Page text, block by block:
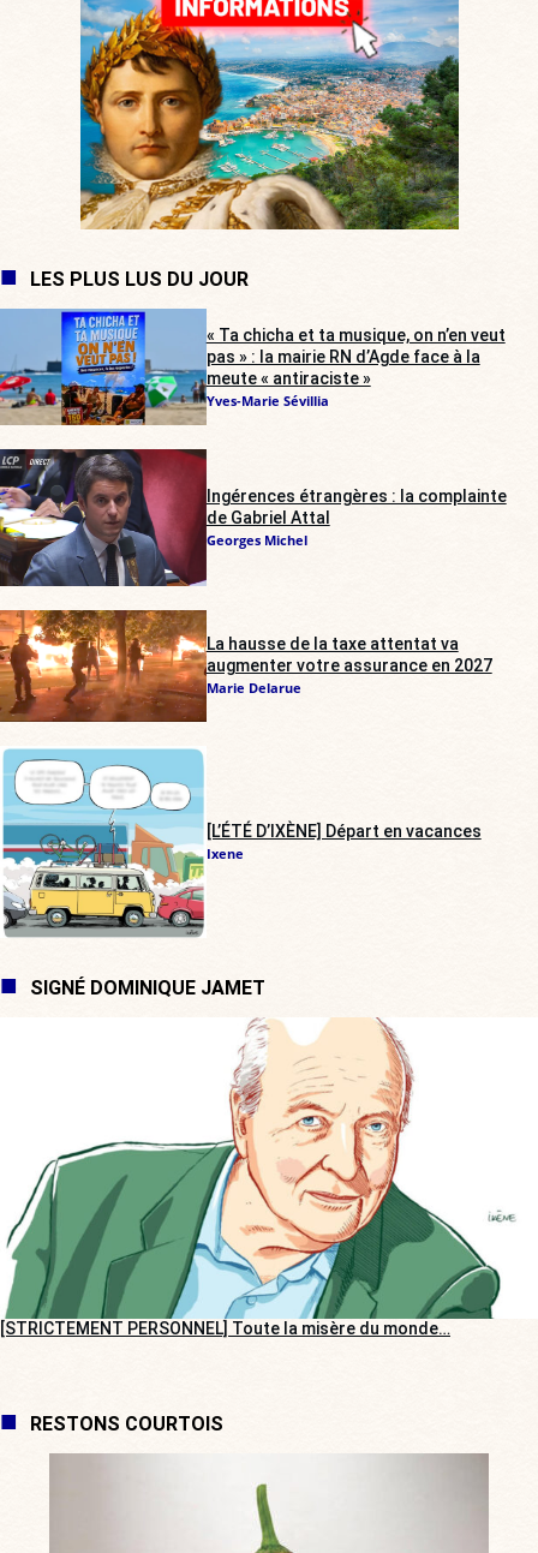
LES PLUS LUS DU JOUR
« Ta chicha et ta musique, on n’en veut
pas » : la mairie RN d’Agde face à la
meute « antiraciste »
Yves-Marie Sévillia
Ingérences étrangères : la complainte
de Gabriel Attal
Georges Michel
La hausse de la taxe attentat va
augmenter votre assurance en 2027
Marie Delarue
[L’ÉTÉ D’IXÈNE] Départ en vacances
Ixene
SIGNÉ DOMINIQUE JAMET
[STRICTEMENT PERSONNEL] Toute la misère du monde…
RESTONS COURTOIS